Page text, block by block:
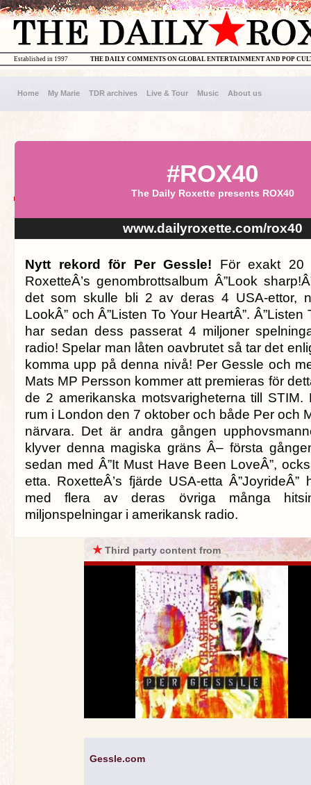
THE DAILY COMMENTS ON GLOBAL ENTERTAINMENT AND POP
Established in 1997
Home My Marie TDR archives Live & Tour Music About us
#ROX40
The Daily Roxette presents ROX40
www.dailyroxette.com/rox40
Nytt rekord för Per Gessle! För exakt 20
RoxetteÂ’s genombrottsalbum Â”Look
det som skulle bli 2 av deras 4 USA-ettor,
LookÂ” och Â”Listen To Your HeartÂ”. Â”Listen
har sedan dess passerat 4 miljoner
radio! Spelar man låten oavbrutet så tar det
komma upp på denna nivå! Per Gessle och
Mats MP Persson kommer att premieras för
de 2 amerikanska motsvarigheterna till STIM.
rum i London den 7 oktober och både Per och
närvara. Det är andra gången
klyver denna magiska gräns Â– första
sedan med Â”It Must Have Been LoveÂ”,
etta. RoxetteÂ’s fjärde USA-etta Â”JoyrideÂ”
med flera av deras övriga många
miljonspelningar i amerikansk radio.
★Third party content from
Gessle.com